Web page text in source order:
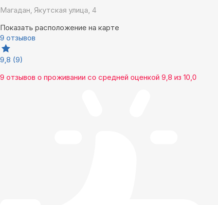
Магадан, Якутская улица, 4
Показать расположение на карте
9 отзывов
9,8 (9)
9 отзывов о проживании со средней оценкой 9,8 из 10,0